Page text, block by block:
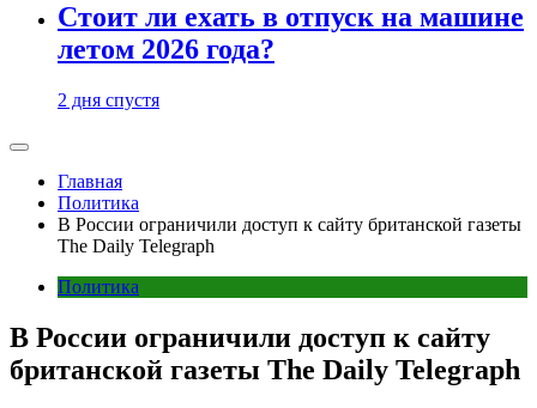
Стоит ли ехать в отпуск на машине
летом 2026 года?
2 дня спустя
Главная
Политика
В России ограничили доступ к сайту британской газеты
The Daily Telegraph
Политика
В России ограничили доступ к сайту
британской газеты The Daily Telegraph